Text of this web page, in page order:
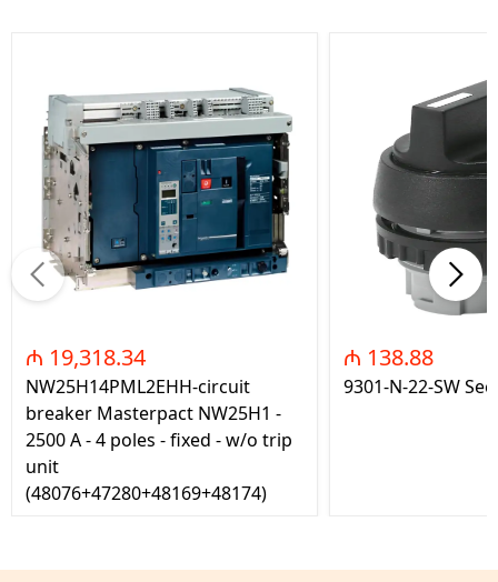
₼ 19,318.34
NW25H14PML2EHH-circuit
breaker Masterpact NW25H1 -
2500 A - 4 poles - fixed - w/o trip
unit
(48076+47280+48169+48174)
₼ 138.88
9301-N-22-SW